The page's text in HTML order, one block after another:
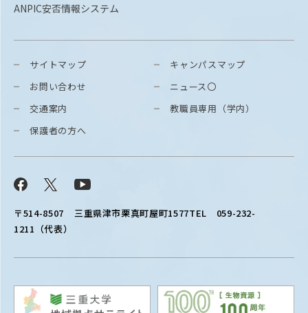
〒514-8507 三重県津市栗真町屋町1577TEL 059-232-
1211（代表）
サイトマップ
お問い合わせ
交通案内
保護者の方へ
Facebook
キャンパスマップ
ニュース〇
教職員専用（学内）
ANPIC安否情報システム